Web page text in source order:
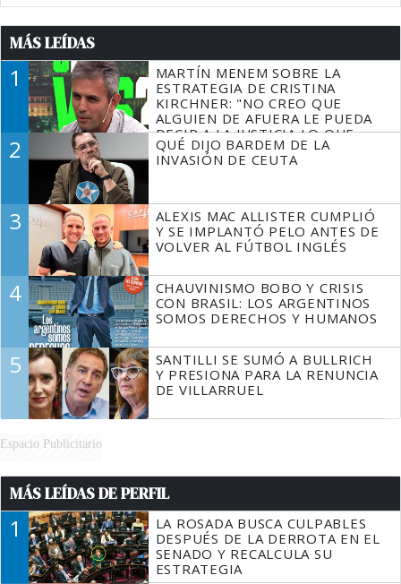
MÁS LEÍDAS
1
MARTÍN MENEM SOBRE LA
ESTRATEGIA DE CRISTINA
KIRCHNER: "NO CREO QUE
ALGUIEN DE AFUERA LE PUEDA
DECIR A LA JUSTICIA LO QUE
TIENE QUE HACER"
2
QUÉ DIJO BARDEM DE LA
INVASIÓN DE CEUTA
3
ALEXIS MAC ALLISTER CUMPLIÓ
Y SE IMPLANTÓ PELO ANTES DE
VOLVER AL FÚTBOL INGLÉS
4
CHAUVINISMO BOBO Y CRISIS
CON BRASIL: LOS ARGENTINOS
SOMOS DERECHOS Y HUMANOS
5
SANTILLI SE SUMÓ A BULLRICH
Y PRESIONA PARA LA RENUNCIA
DE VILLARRUEL
Espacio Publicitario
MÁS LEÍDAS DE PERFIL
1
LA ROSADA BUSCA CULPABLES
DESPUÉS DE LA DERROTA EN EL
SENADO Y RECALCULA SU
ESTRATEGIA